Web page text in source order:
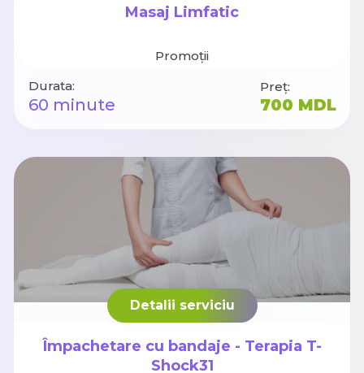
Masaj Limfatic
Promoții
Durata:
60 minute
Preț:
700 MDL
Detalii serviciu
Împachetare cu bandaje - Terapia T-
Shock31